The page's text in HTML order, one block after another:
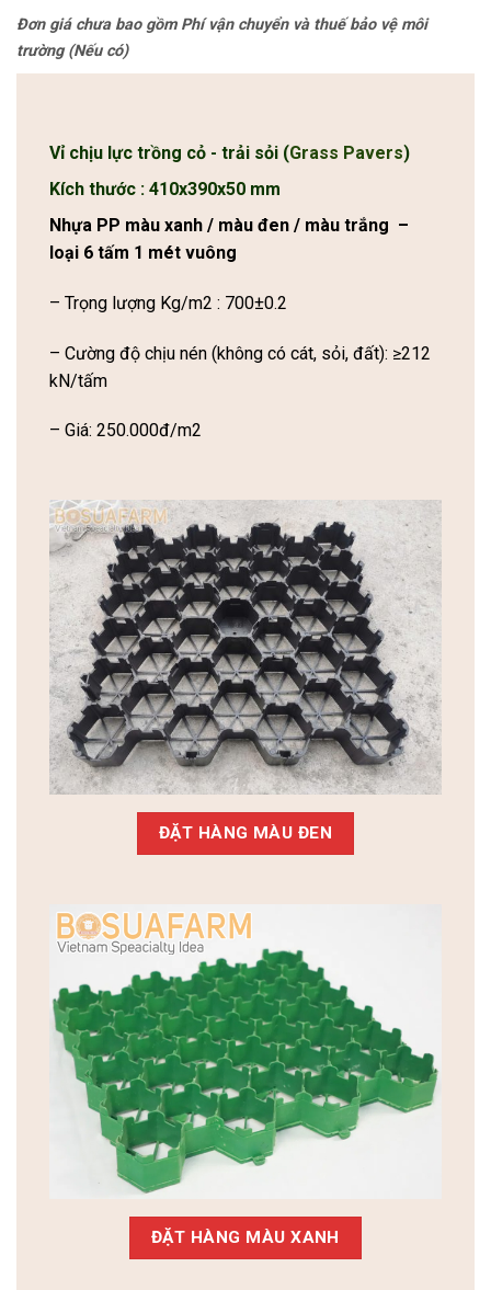
Đơn giá chưa bao gồm Phí vận chuyển và thuế bảo vệ môi
trường (Nếu có)
Vỉ chịu lực trồng cỏ - trải sỏi (Grass Pavers)
Kích thước : 410x390x50 mm
Nhựa PP màu xanh / màu đen / màu trắng –
loại 6 tấm 1 mét vuông
– Trọng lượng Kg/m2 : 700±0.2
– Cường độ chịu nén (không có cát, sỏi, đất): ≥212
kN/tấm
– Giá: 250.000đ/m2
ĐẶT HÀNG MÀU ĐEN
ĐẶT HÀNG MÀU XANH